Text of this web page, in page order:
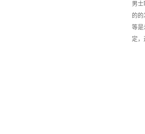
男
的
等是
定